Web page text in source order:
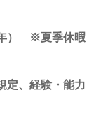
） ※夏季休暇
定、経験・能力